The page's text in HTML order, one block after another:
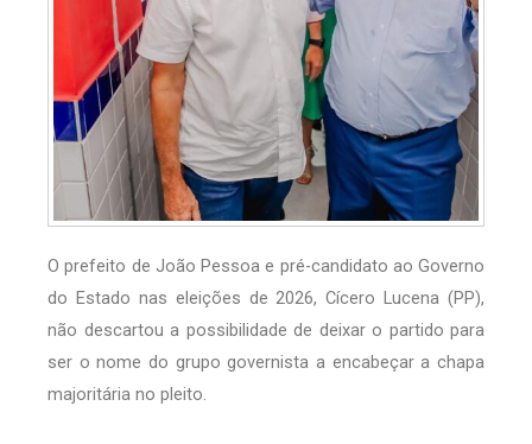
O prefeito de João Pessoa e pré-candidato ao Governo
do Estado nas eleições de 2026, Cícero Lucena (PP),
não descartou a possibilidade de deixar o partido para
ser o nome do grupo governista a encabeçar a chapa
majoritária no pleito.